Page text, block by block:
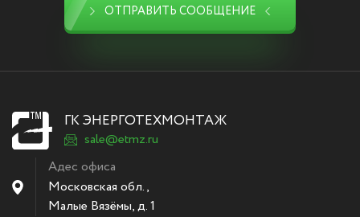
ОТПРАВИТЬ СООБЩЕНИЕ
ГК ЭНЕРГОТЕХМОНТАЖ
sale@etmz.ru
Адес офиса
Московская обл.,
Малые Вязёмы,д. 1